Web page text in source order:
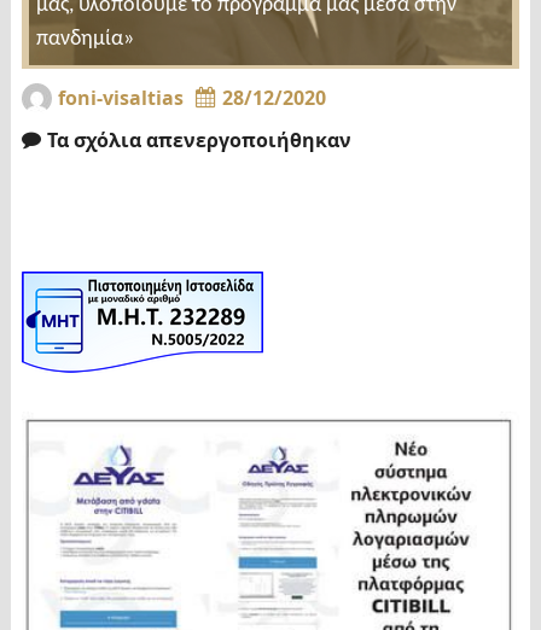
μας, υλοποιούμε το πρόγραμμα μας μέσα στην
πανδημία»
foni-visaltias
28/12/2020
Τα σχόλια απενεργοποιήθηκαν